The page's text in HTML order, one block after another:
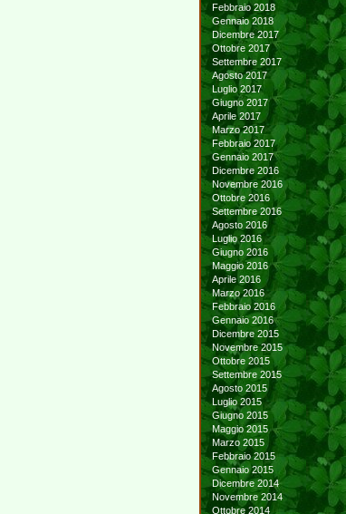
Febbraio 2018
Gennaio 2018
Dicembre 2017
Ottobre 2017
Settembre 2017
Agosto 2017
Luglio 2017
Giugno 2017
Aprile 2017
Marzo 2017
Febbraio 2017
Gennaio 2017
Dicembre 2016
Novembre 2016
Ottobre 2016
Settembre 2016
Agosto 2016
Luglio 2016
Giugno 2016
Maggio 2016
Aprile 2016
Marzo 2016
Febbraio 2016
Gennaio 2016
Dicembre 2015
Novembre 2015
Ottobre 2015
Settembre 2015
Agosto 2015
Luglio 2015
Giugno 2015
Maggio 2015
Marzo 2015
Febbraio 2015
Gennaio 2015
Dicembre 2014
Novembre 2014
Ottobre 2014